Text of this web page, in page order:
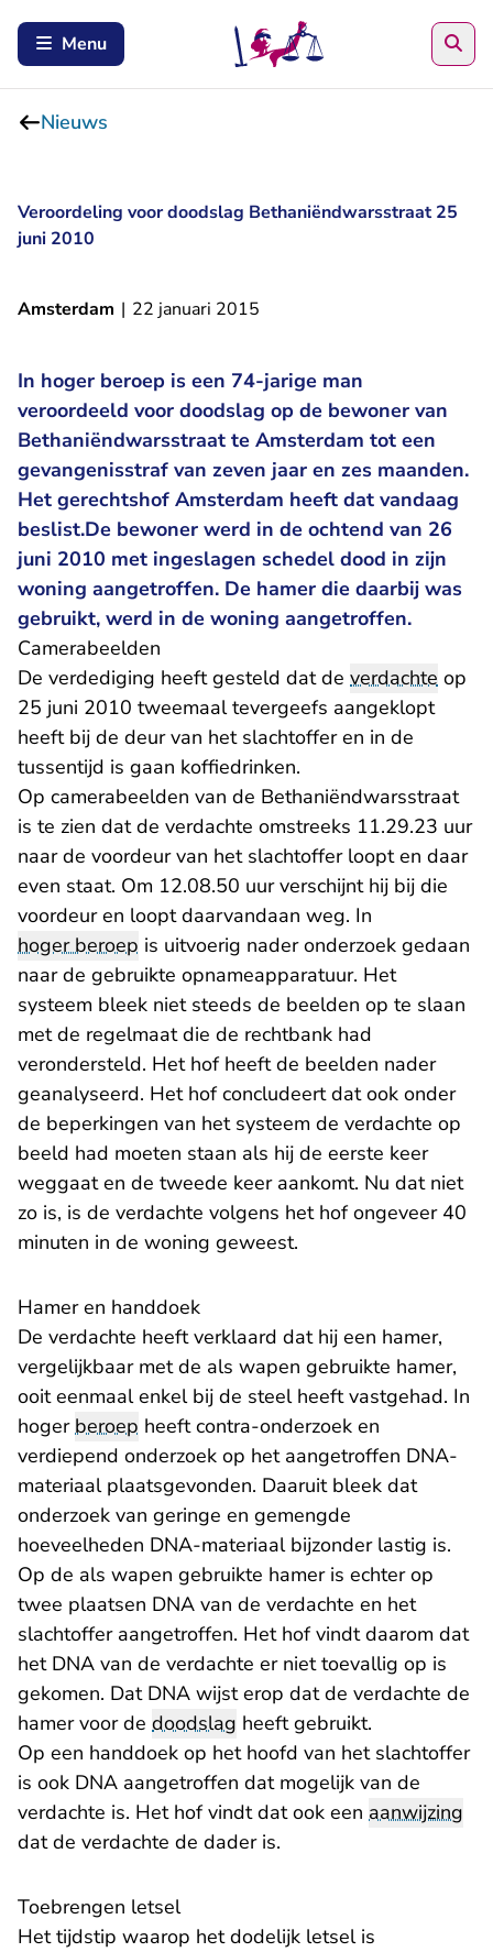
Menu
Nieuws
Veroordeling voor doodslag Bethaniëndwarsstraat 25
juni 2010
Amsterdam | 22 januari 2015
In hoger beroep is een 74-jarige man
veroordeeld voor doodslag op de bewoner van
Bethaniëndwarsstraat te Amsterdam tot een
gevangenisstraf van zeven jaar en zes maanden.
Het gerechtshof Amsterdam heeft dat vandaag
beslist.De bewoner werd in de ochtend van 26
juni 2010 met ingeslagen schedel dood in zijn
woning aangetroffen. De hamer die daarbij was
gebruikt, werd in de woning aangetroffen.
Camerabeelden
De verdediging heeft gesteld dat de verdachte op
25 juni 2010 tweemaal tevergeefs aangeklopt
heeft bij de deur van het slachtoffer en in de
tussentijd is gaan koffiedrinken.
Op camerabeelden van de Bethaniëndwarsstraat
is te zien dat de verdachte omstreeks 11.29.23 uur
naar de voordeur van het slachtoffer loopt en daar
even staat. Om 12.08.50 uur verschijnt hij bij die
voordeur en loopt daarvandaan weg. In
hoger beroep is uitvoerig nader onderzoek gedaan
naar de gebruikte opnameapparatuur. Het
systeem bleek niet steeds de beelden op te slaan
met de regelmaat die de rechtbank had
verondersteld. Het hof heeft de beelden nader
geanalyseerd. Het hof concludeert dat ook onder
de beperkingen van het systeem de verdachte op
beeld had moeten staan als hij de eerste keer
weggaat en de tweede keer aankomt. Nu dat niet
zo is, is de verdachte volgens het hof ongeveer 40
minuten in de woning geweest.
Hamer en handdoek
De verdachte heeft verklaard dat hij een hamer,
vergelijkbaar met de als wapen gebruikte hamer,
ooit eenmaal enkel bij de steel heeft vastgehad. In
hogerberoep heeft contra-onderzoek en
verdiepend onderzoek op het aangetroffen DNA-
materiaal plaatsgevonden. Daaruit bleek dat
onderzoek van geringe en gemengde
hoeveelheden DNA-materiaal bijzonder lastig is.
Op de als wapen gebruikte hamer is echter op
twee plaatsen DNA van de verdachte en het
slachtoffer aangetroffen. Het hof vindt daarom dat
het DNA van de verdachte er niet toevallig op is
gekomen. Dat DNA wijst erop dat de verdachte de
hamer voor de doodslag heeft gebruikt.
Op een handdoek op het hoofd van het slachtoffer
is ook DNA aangetroffen dat mogelijk van de
verdachte is. Het hof vindt dat ook een aanwijzing
dat de verdachte de dader is.
Toebrengen letsel
Het tijdstip waarop het dodelijk letsel is